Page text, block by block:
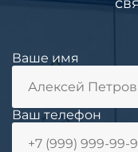
Ваше имя
Ваш телефон